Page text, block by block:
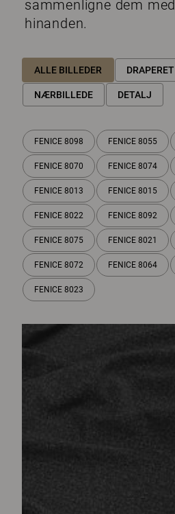
sammenligne dem med
hinanden.
ALLE BILLEDER DRAPERET
NÆRBILLEDE DETALJ
FENICE 8098 FENICE 8055
FENICE 8070 FENICE 8074
FENICE 8013 FENICE 8015
FENICE 8022 FENICE 8092
FENICE 8075 FENICE 8021
FENICE 8072 FENICE 8064
FENICE 8023